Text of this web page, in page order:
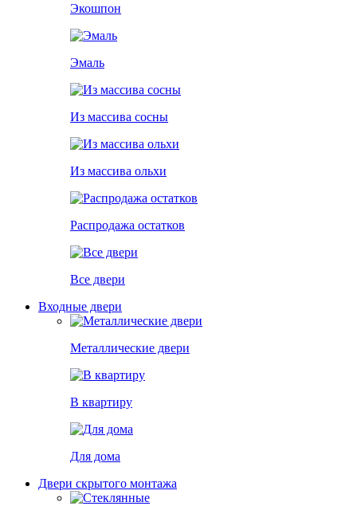
Экошпон
Эмаль
Из массива сосны
Из массива ольхи
Распродажа остатков
Все двери
Входные двери
Металлические двери
В квартиру
Для дома
Двери скрытого монтажа